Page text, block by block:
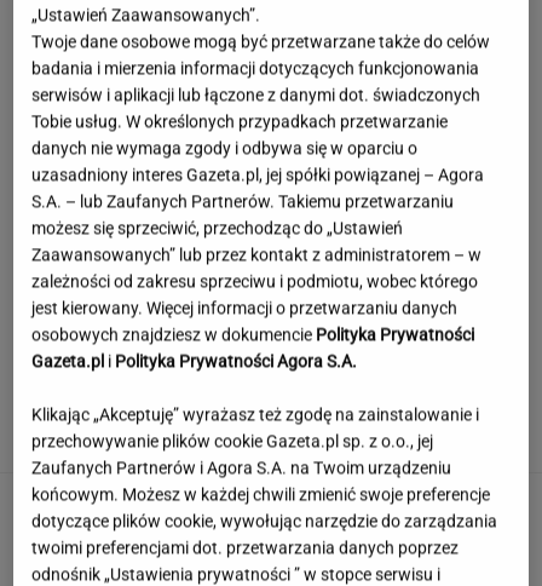
Pustki w kurorcie nad morzem. "Z roku na rok
turystów jest coraz mniej"
Śmiertelne potrącenie Łukasza Litewki.
Kierowca przerwał milczenie
„Ustawień Zaawansowanych”.
Twoje dane osobowe mogą być przetwarzane także do celów
badania i mierzenia informacji dotyczących funkcjonowania
serwisów i aplikacji lub łączone z danymi dot. świadczonych
Tobie usług. W określonych przypadkach przetwarzanie
danych nie wymaga zgody i odbywa się w oparciu o
uzasadniony interes Gazeta.pl, jej spółki powiązanej – Agora
S.A. – lub Zaufanych Partnerów. Takiemu przetwarzaniu
możesz się sprzeciwić, przechodząc do „Ustawień
Zaawansowanych” lub przez kontakt z administratorem – w
zależności od zakresu sprzeciwu i podmiotu, wobec którego
jest kierowany. Więcej informacji o przetwarzaniu danych
osobowych znajdziesz w dokumencie Polityka Prywatności
Gazeta.pl i Polityka Prywatności Agora S.A.
Klikając „Akceptuję” wyrażasz też zgodę na zainstalowanie i
przechowywanie plików cookie Gazeta.pl sp. z o.o., jej
Zaufanych Partnerów i Agora S.A. na Twoim urządzeniu
końcowym. Możesz w każdej chwili zmienić swoje preferencje
dotyczące plików cookie, wywołując narzędzie do zarządzania
twoimi preferencjami dot. przetwarzania danych poprzez
odnośnik „Ustawienia prywatności ” w stopce serwisu i